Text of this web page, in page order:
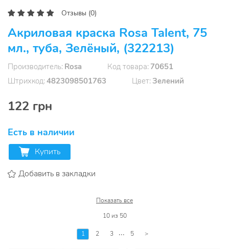
Отзывы (0)
Акриловая краска Rosa Talent, 75
мл., туба, Зелёный, (322213)
Производитель Rosa Код товара 70651
Штрихкод 4823098501763 Цвет Зелений
122 грн
Есть в наличии
Купить
Добавить в закладки
Показать все
10из 50
1 2 3 ... 5 >